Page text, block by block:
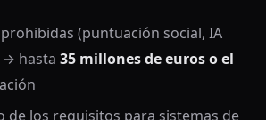
(puntuación social, IA
hasta 35 millones de euros o el
de los requisitos para sistemas de